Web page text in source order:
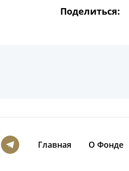
Поделиться:
Главная О Фонде